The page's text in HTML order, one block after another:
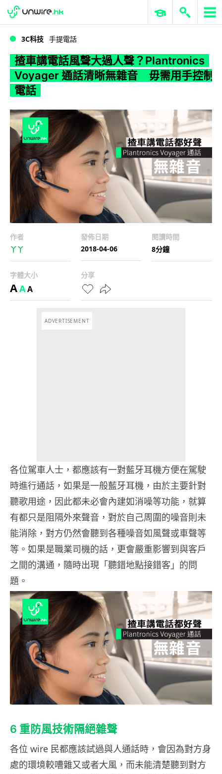
WWDC 2026 ERP 與商業 AI
3C科技 手提電話
揸車講電話風聲大過人聲？Plantronics
Voyager 通話清晰無雜音 毋需用手控制
電話
作者
丫丫
發佈日期
2018-04-06
閱讀時間
8分鐘
字體大小
AAA
分享
ADVERTISEMENT
各位駕車人士，都應該有一對藍牙耳機方便在駕駛
時進行通話，如果是一般藍牙耳機，由於主要針對
聽歌用途，因此都未必會內建如消噪等功能，就算
有都只是阻隔外來聲音，對於自己周圍的噪音則未
能消除，對方仍然會聽到各種噪音如風聲或車聲等
等。如果是職業司機的話，更會嚴重影響到與客戶
之間的溝通，隨時出現「聽錯地點接錯客」的問
題。
6 重防風技術隔絕雜聲
各位 wire 民都應該試過與人通話時，會因為對方身
處的環境較嘈雜又或者大風，而未能清楚聽到對方